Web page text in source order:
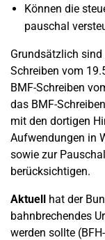
Können die
pauschal
Grundsätzlich sind
Schreiben vom
BMF-Schreiben
das BMF-
mit den dortigen
Aufwendungen in
sowie zur
berücksichtigen.
Aktuell hat der
bahnbrechendes
werden sollte